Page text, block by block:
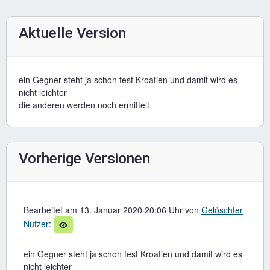
Aktuelle Version
ein Gegner steht ja schon fest Kroatien und damit wird es
nicht leichter
die anderen werden noch ermittelt
Vorherige Versionen
Bearbeitet am 13. Januar 2020 20:06 Uhr von Gelöschter
Nutzer:
ein Gegner steht ja schon fest Kroatien und damit wird es
nicht leichter